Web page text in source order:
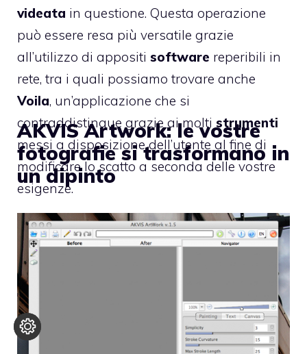
videata in questione. Questa operazione
può essere resa più versatile grazie
all’utilizzo di appositi software reperibili in
rete, tra i quali possiamo trovare anche
Voila, un’applicazione che si
contraddistingue grazie ai molti strumenti
messi a disposizione dell’utente al fine di
modificare lo scatto a seconda delle vostre
esigenze.
AKVIS Artwork: le vostre
fotografie si trasformano in
un dipinto